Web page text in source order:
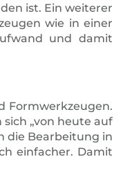
ist. Ein weiterer
wie in einer
und damit
Formwerkzeugen.
„von heute auf
die Bearbeitung in
einfacher. Damit